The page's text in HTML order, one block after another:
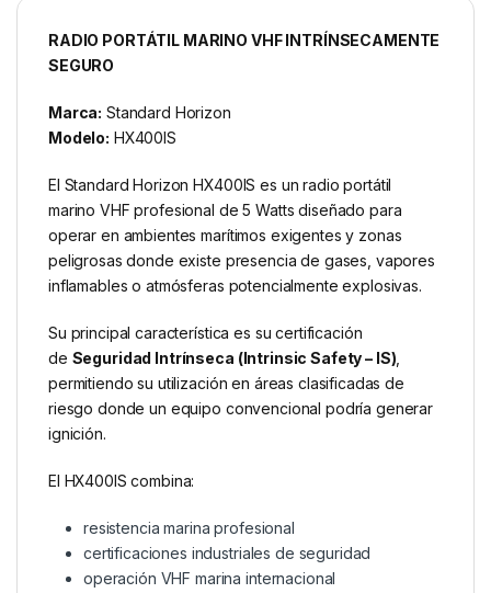
RADIO PORTÁTIL MARINO VHF INTRÍNSECAMENTE
SEGURO
Marca: Standard Horizon
Modelo: HX400IS
El Standard Horizon HX400IS es un radio portátil
marino VHF profesional de 5 Watts diseñado para
operar en ambientes marítimos exigentes y zonas
peligrosas donde existe presencia de gases, vapores
inflamables o atmósferas potencialmente explosivas.
Su principal característica es su certificación
de Seguridad Intrínseca (Intrinsic Safety – IS)
permitiendo su utilización en áreas clasificadas de
riesgo donde un equipo convencional podría generar
ignición.
El HX400IS combina:
resistencia marina profesional
certificaciones industriales de seguridad
operación VHF marina internacional